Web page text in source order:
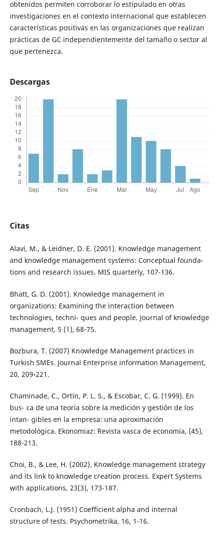
obtenidos permiten corroborar lo estipulado en otras
investigaciones en el contexto internacional que establecen
características positivas en las organizaciones que realizan
prácticas de GC independientemente del tamaño o sector al
que pertenezca.
Descargas
Citas
Alavi, M., & Leidner, D. E. (2001). Knowledge management
and knowledge management systems: Conceptual founda-
tions and research issues. MIS quarterly, 107-136.
Bhatt, G. D. (2001). Knowledge management in
organizations: Examining the interaction between
technologies, techni- ques and people. Journal of knowledge
management, 5 (1), 68-75.
Bozbura, T. (2007) Knowledge Management practices in
Turkish SMEs. Journal Enterprise information Management,
20, 209-221.
Chaminade, C., Ortín, P. L. S., & Escobar, C. G. (1999). En
bus- ca de una teoría sobre la medición y gestión de los
intan- gibles en la empresa: una aproximación
metodológica. Ekonomiaz: Revista vasca de economía, (45),
188-213.
Choi, B., & Lee, H. (2002). Knowledge management strategy
and its link to knowledge creation process. Expert Systems
with applications, 23(3), 173-187.
Cronbach, L.J. (1951) Coefficient alpha and internal
structure of tests. Psychometrika, 16, 1-16.